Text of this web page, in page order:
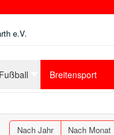
Fußball Breitensport
Nach Jahr Nach Monat